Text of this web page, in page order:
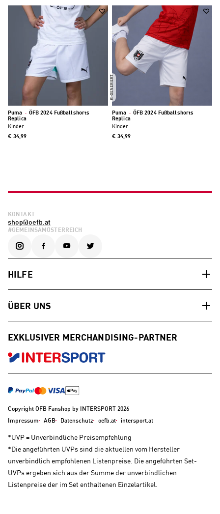
Puma · ÖFB 2024 Fußballshorts
Replica
Kinder
€ 34,99
KI-GENERIERT
Puma · ÖFB 2024 Fußballshorts
Replica
Kinder
€ 34,99
KONTAKT
shop@oefb.at
#GEMEINSAMÖSTERREICH
HILFE
ÜBER UNS
EXKLUSIVER MERCHANDISING-PARTNER
Copyright ÖFB Fanshop by INTERSPORT 2026
Impressum
AGB Datenschutz oefb.at intersport.at
*UVP = Unverbindliche Preisempfehlung
*Die angeführten UVPs sind die aktuellen vom Hersteller
unverbindlich empfohlenen Listenpreise. Die angeführten Set-
UVPs ergeben sich aus der Summe der unverbindlichen
Listenpreise der im Set enthaltenen Einzelartikel.